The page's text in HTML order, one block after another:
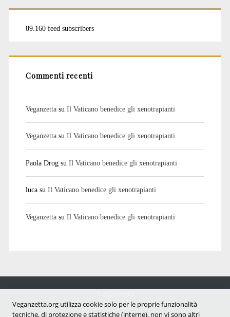
89.160 feed subscribers
Commenti recenti
Veganzettasu Il Vaticano benedice gli xenotrapianti
Veganzettasu Il Vaticano benedice gli xenotrapianti
Paola Drogsu Il Vaticano benedice gli xenotrapianti
lucasu Il Vaticano benedice gli xenotrapianti
Veganzettasu Il Vaticano benedice gli xenotrapianti
Notizie dal mondo vegan e antispecista
Veganzetta.org utilizza cookie solo per le proprie funzionalità
tecniche, di protezione e statistiche (interne), non vi sono altri